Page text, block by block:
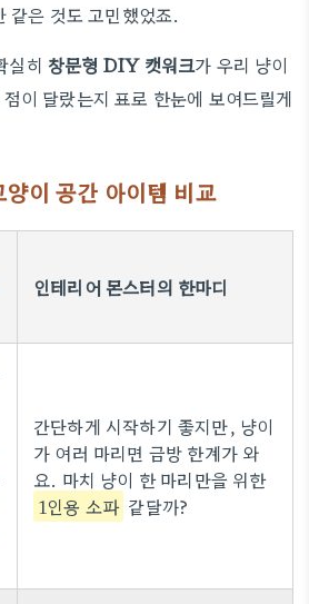
같은 것도 고민했었죠.
실히 창문형 DIY 캣워크가 우리 냥이
이 달랐는지 표로 한눈에 보여드릴게
이 공간 아이템 비교
인테리어 몬스터의 한마디
간단하게 시작하기 좋지만, 냥이
가 여러 마리면 금방 한계가 와
요. 마치 냥이 한 마리만을 위한
1인용 소파 같달까?